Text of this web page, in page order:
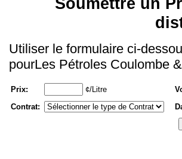
Utiliser le formulaire ci-
pourLes Pétroles Coulombe
Prix: ¢/Litre
Contrat: